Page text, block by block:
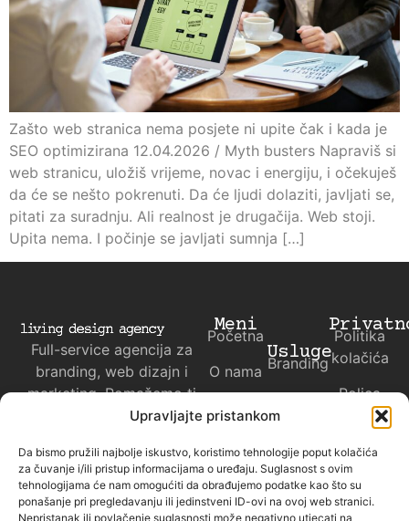
Upravljajte pristankom
Da bismo pružili najbolje iskustvo, koristimo tehnologije poput kolačića
za čuvanje i/ili pristup informacijama o uređaju. Suglasnost s ovim
tehnologijama će nam omogućiti da obrađujemo podatke kao što su
ponašanje pri pregledavanju ili jedinstveni ID-ovi na ovoj web stranici.
Nepristanak ili povlačenje suglasnosti može negativno utjecati na
Zašto web stranica nema posjete ni upite čak i kada je
SEO optimizirana 12.04.2026 / Myth busters Napraviš si
web stranicu, uložiš vrijeme, novac i energiju, i očekuješ
da će se nešto pokrenuti. Da će ljudi dolaziti, javljati se,
pitati za suradnju. Ali realnost je drugačija. Web stoji.
Upita nema. I počinje se javljati sumnja […]
Full-service agencija za
branding, web dizajn i
marketing. Pomažemo ti
da ispričaš svoju priču
Meni
Početna
O nama
Kontakt
Usluge
Branding
dizajn
Marketing
Projekti
Politika
kolačića
Polica
privatnosti